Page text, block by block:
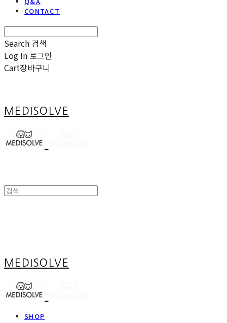
CONTACT
Search 검색
Log In 로그인
Cart장바구니
MEDISOLVE
MEDISOLVE
SHOP